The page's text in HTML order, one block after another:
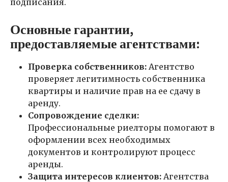
подписания.
Основные гарантии,
предоставляемые агентствами:
Проверка собственников: Агентство
проверяет легитимность собственника
квартиры и наличие прав на ее сдачу в
аренду.
Сопровождение сделки:
Профессиональные риелторы помогают в
оформлении всех необходимых
документов и контролируют процесс
аренды.
Защита интересов клиентов: Агентства